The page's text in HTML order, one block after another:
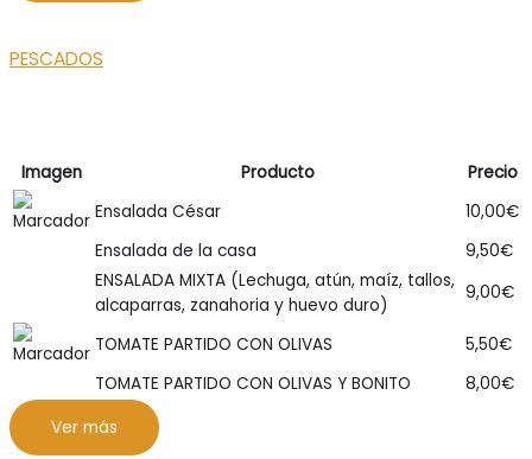
PESCADOS
Imagen Producto
Precio
Ensalada César
10,00€
Ensalada de la casa
9,50€
ENSALADA MIXTA (Lechuga, atún, maíz, tallos,
alcaparras, zanahoria y huevo duro)
9,00€
TOMATE PARTIDO CON OLIVAS 5,50€
TOMATE PARTIDO CON OLIVAS Y BONITO
8,00€
Ver más